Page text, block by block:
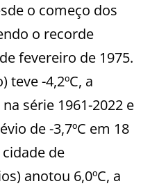
o começo dos
o recorde
fevereiro de 1975.
teve -4,2ºC, a
série 1961-2022 e
de -3,7ºC em 18
de
anotou 6,0ºC, a